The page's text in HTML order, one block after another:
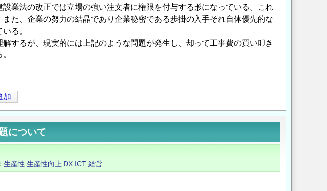
業法の改正では立場の強い注文者に権限を付与する形になっている。これ
た、企業の努力の結晶であり企業秘密である歩掛の入手それ自体優先的な
る。
するが、現実的には上記のような問題が発生し、却って工事費の買い叩き
加
について
生産性 生産性向上 DX ICT 経営